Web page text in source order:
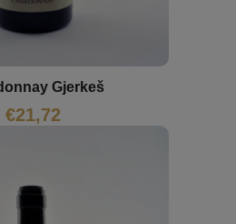
Gjerkeš
€21,72